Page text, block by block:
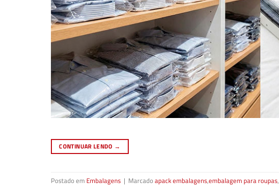
CONTINUAR LENDO →
Postado em Embalagens | Marcadoapack embalagens,embalagem para roupas,